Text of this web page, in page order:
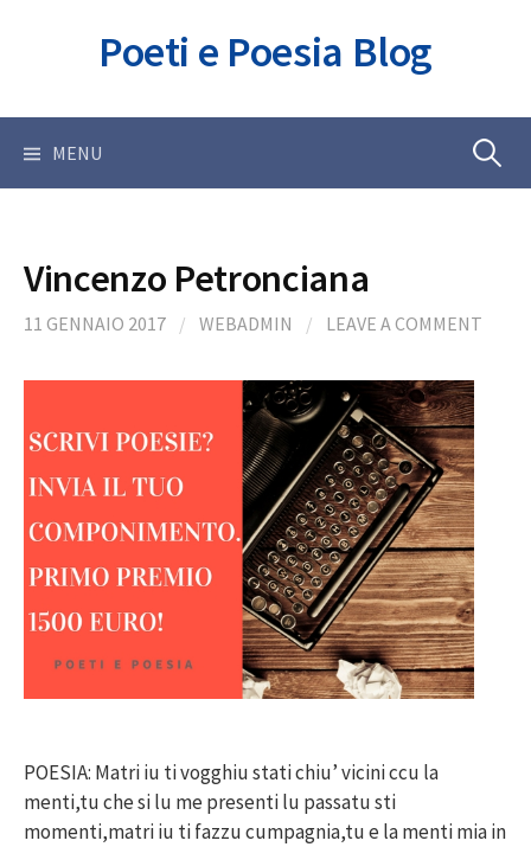
Poeti e Poesia Blog
MENU Ricerca
Vincenzo Petronciana
11 GENNAIO 2017 / WEBADMIN / LEAVE A COMMENT
POESIA: Matri iu ti vogghiu stati chiu’ vicini ccu la
menti,tu che si lu me presenti lu passatu sti
momenti,matri iu ti fazzu cumpagnia,tu e la menti mia in